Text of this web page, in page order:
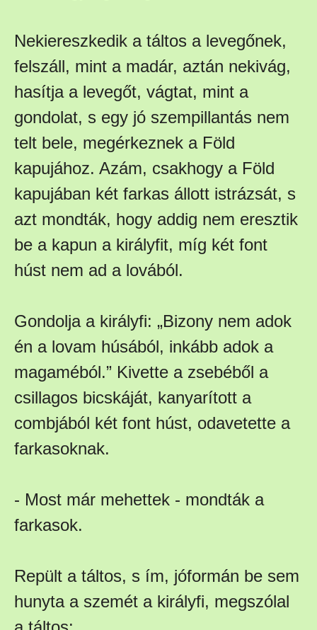
Nekiereszkedik a táltos a levegőnek,
felszáll, mint a madár, aztán nekivág,
hasítja a levegőt, vágtat, mint a
gondolat, s egy jó szempillantás nem
telt bele, megérkeznek a Föld
kapujához. Azám, csakhogy a Föld
kapujában két farkas állott istrázsát, s
azt mondták, hogy addig nem eresztik
be a kapun a királyfit, míg két font
húst nem ad a lovából.
Gondolja a királyfi: „Bizony nem adok
én a lovam húsából, inkább adok a
magaméból.” Kivette a zsebéből a
csillagos bicskáját, kanyarított a
combjából két font húst, odavetette a
farkasoknak.
- Most már mehettek - mondták a
farkasok.
Repült a táltos, s ím, jóformán be sem
hunyta a szemét a királyfi, megszólal